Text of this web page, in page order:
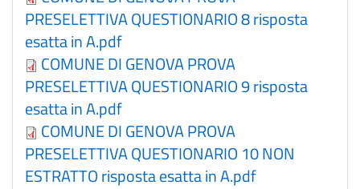
PRESELETTIVA QUESTIONARIO 8 risposta
esatta in A.pdf
COMUNE DI GENOVA PROVA
PRESELETTIVA QUESTIONARIO 9 risposta
esatta in A.pdf
COMUNE DI GENOVA PROVA
PRESELETTIVA QUESTIONARIO 10 NON
ESTRATTO risposta esatta in A.pdf